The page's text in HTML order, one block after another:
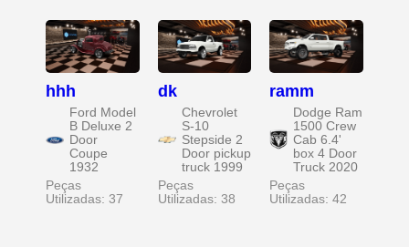
hhh
Ford Model
B Deluxe 2
Door
Coupe
1932
Peças
Utilizadas: 37
dk
Chevrolet
S-10
Stepside 2
Door pickup
truck 1999
Peças
Utilizadas: 38
ramm
Dodge Ram
1500 Crew
Cab 6.4'
box 4 Door
Truck 2020
Peças
Utilizadas: 42